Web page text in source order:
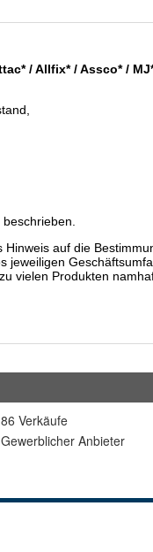
86 Verkäufe
Gewerblicher Anbieter